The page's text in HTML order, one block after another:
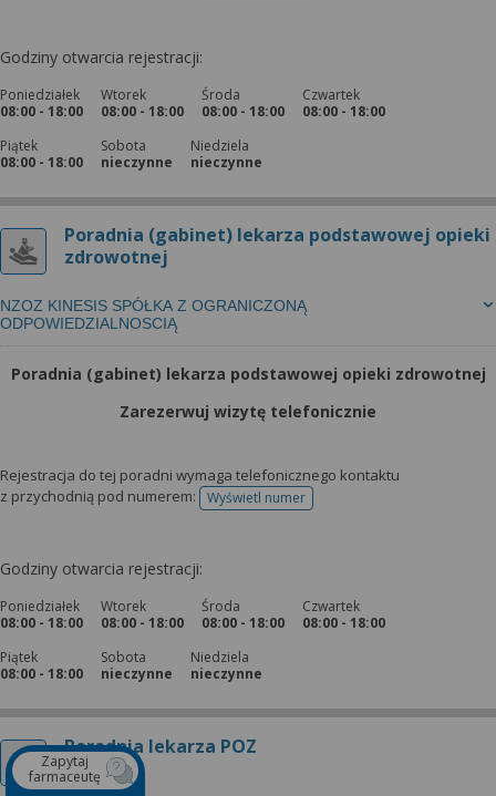
Godziny otwarcia rejestracji:
Poniedziałek
08:00 - 18:00
Wtorek
08:00 - 18:00
Środa
08:00 - 18:00
Czwartek
08:00 - 18:00
Piątek
08:00 - 18:00
Sobota
nieczynne
Niedziela
nieczynne
Poradnia (gabinet) lekarza podstawowej opieki
zdrowotnej
NZOZ KINESIS SPÓŁKA Z OGRANICZONĄ
ODPOWIEDZIALNOSCIĄ
Poradnia (gabinet) lekarza podstawowej opieki zdrowotnej
Zarezerwuj wizytę telefonicznie
Rejestracja do tej poradni wymaga telefonicznego kontaktu
z przychodnią pod numerem:
Wyświetl numertelefonu do rejestracji
Godziny otwarcia rejestracji:
Poniedziałek
08:00 - 18:00
Wtorek
08:00 - 18:00
Środa
08:00 - 18:00
Czwartek
08:00 - 18:00
Piątek
08:00 - 18:00
Sobota
nieczynne
Niedziela
nieczynne
Poradnia lekarza POZ
Zapytaj
farmaceutę